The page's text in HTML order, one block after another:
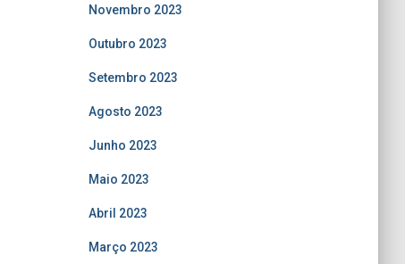
Novembro 2023
Outubro 2023
Setembro 2023
Agosto 2023
Junho 2023
Maio 2023
Abril 2023
Março 2023